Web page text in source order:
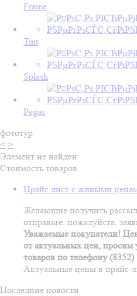
Frame
Tint
Splash
Pegas
фототур
< >
Элемент не найден
Стоимость товаров
Прайс лист с живыми
Желающие получить
отправьте, пожалуйста,
Уважаемые покупатели!
от актуальных цен, просим
товаров по телефону (8352)
Актуальные цены в прайс-
Последние новости